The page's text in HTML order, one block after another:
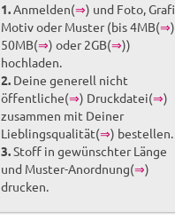
1.Anmelden(⇒) und Foto,
Motiv oder Muster (bis 4MB(⇒
50MB(⇒) oder 2GB(⇒))
hochladen.
2. Deine generell nicht
öffentliche(⇒) Druckdatei(⇒)
zusammen mit Deiner
Lieblingsqualität(⇒) bestellen.
3.Stoff in gewünschter Länge
und Muster-Anordnung(⇒)
drucken.